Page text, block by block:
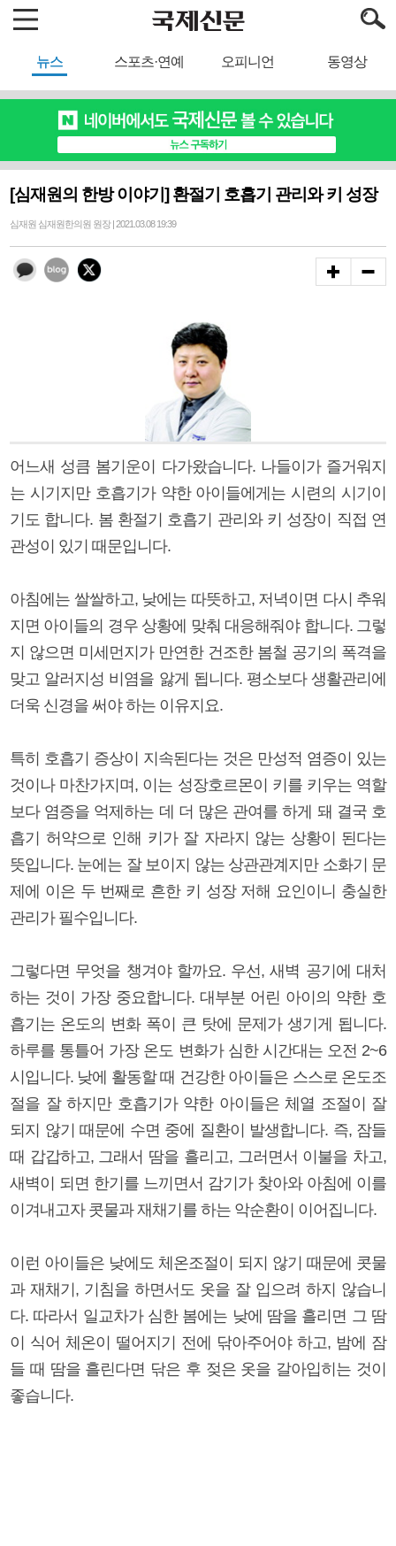
뉴스 스포츠·연예 오피니언 동영상
[심재원의 한방 이야기] 환절기 호흡기 관리와 키 성장
심재원 심재원한의원 원장 | 2021.03.08 19:39
어느새 성큼 봄기운이 다가왔습니다. 나들이가 즐거워지
는 시기지만 호흡기가 약한 아이들에게는 시련의 시기이
기도 합니다. 봄 환절기 호흡기 관리와 키 성장이 직접 연
관성이 있기 때문입니다.
아침에는 쌀쌀하고, 낮에는 따뜻하고, 저녁이면 다시 추워
지면 아이들의 경우 상황에 맞춰 대응해줘야 합니다. 그렇
지 않으면 미세먼지가 만연한 건조한 봄철 공기의 폭격을
맞고 알러지성 비염을 앓게 됩니다. 평소보다 생활관리에
더욱 신경을 써야 하는 이유지요.
특히 호흡기 증상이 지속된다는 것은 만성적 염증이 있는
것이나 마찬가지며, 이는 성장호르몬이 키를 키우는 역할
보다 염증을 억제하는 데 더 많은 관여를 하게 돼 결국 호
흡기 허약으로 인해 키가 잘 자라지 않는 상황이 된다는
뜻입니다. 눈에는 잘 보이지 않는 상관관계지만 소화기 문
제에 이은 두 번째로 흔한 키 성장 저해 요인이니 충실한
관리가 필수입니다.
그렇다면 무엇을 챙겨야 할까요. 우선, 새벽 공기에 대처
하는 것이 가장 중요합니다. 대부분 어린 아이의 약한 호
흡기는 온도의 변화 폭이 큰 탓에 문제가 생기게 됩니다.
하루를 통틀어 가장 온도 변화가 심한 시간대는 오전 2~6
시입니다. 낮에 활동할 때 건강한 아이들은 스스로 온도조
절을 잘 하지만 호흡기가 약한 아이들은 체열 조절이 잘
되지 않기 때문에 수면 중에 질환이 발생합니다. 즉, 잠들
때 갑갑하고, 그래서 땀을 흘리고, 그러면서 이불을 차고,
새벽이 되면 한기를 느끼면서 감기가 찾아와 아침에 이를
이겨내고자 콧물과 재채기를 하는 악순환이 이어집니다.
이런 아이들은 낮에도 체온조절이 되지 않기 때문에 콧물
과 재채기, 기침을 하면서도 옷을 잘 입으려 하지 않습니
다. 따라서 일교차가 심한 봄에는 낮에 땀을 흘리면 그 땀
이 식어 체온이 떨어지기 전에 닦아주어야 하고, 밤에 잠
들 때 땀을 흘린다면 닦은 후 젖은 옷을 갈아입히는 것이
좋습니다.